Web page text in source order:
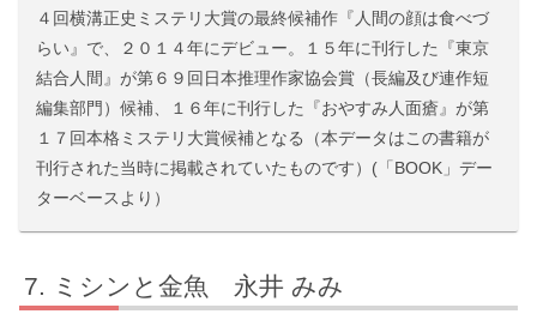
４回横溝正史ミステリ大賞の最終候補作『人間の顔は食べづ
らい』で、２０１４年にデビュー。１５年に刊行した『東京
結合人間』が第６９回日本推理作家協会賞（長編及び連作短
編集部門）候補、１６年に刊行した『おやすみ人面瘡』が第
１７回本格ミステリ大賞候補となる（本データはこの書籍が
刊行された当時に掲載されていたものです）(「BOOK」デー
ターベースより）
ミシンと金魚 永井 みみ